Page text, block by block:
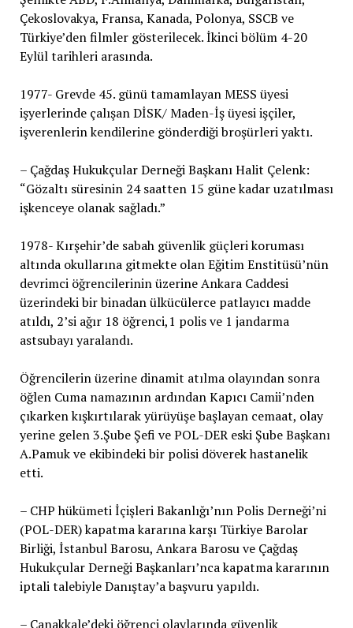
Çekoslovakya, Fransa, Kanada, Polonya, SSCB ve
Türkiye’den filmler gösterilecek. İkinci bölüm 4-20
Eylül tarihleri arasında.
1977- Grevde 45. günü tamamlayan MESS üyesi
işyerlerinde çalışan DİSK/ Maden-İş üyesi işçiler,
işverenlerin kendilerine gönderdiği broşürleri yaktı.
– Çağdaş Hukukçular Derneği Başkanı Halit Çelenk:
“Gözaltı süresinin 24 saatten 15 güne kadar uzatılması
işkenceye olanak sağladı.”
1978- Kırşehir’de sabah güvenlik güçleri koruması
altında okullarına gitmekte olan Eğitim Enstitüsü’nün
devrimci öğrencilerinin üzerine Ankara Caddesi
üzerindeki bir binadan ülkücülerce patlayıcı madde
atıldı, 2’si ağır 18 öğrenci,1 polis ve 1 jandarma
astsubayı yaralandı.
Öğrencilerin üzerine dinamit atılma olayından sonra
öğlen Cuma namazının ardından Kapıcı Camii’nden
çıkarken kışkırtılarak yürüyüşe başlayan cemaat, olay
yerine gelen 3.Şube Şefi ve POL-DER eski Şube Başkanı
A.Pamuk ve ekibindeki bir polisi döverek hastanelik
etti.
– CHP hükümeti İçişleri Bakanlığı’nın Polis Derneği’ni
(POL-DER) kapatma kararına karşı Türkiye Barolar
Birliği, İstanbul Barosu, Ankara Barosu ve Çağdaş
Hukukçular Derneği Başkanları’nca kapatma kararının
iptali talebiyle Danıştay’a başvuru yapıldı.
– Çanakkale’deki öğrenci olaylarında güvenlik